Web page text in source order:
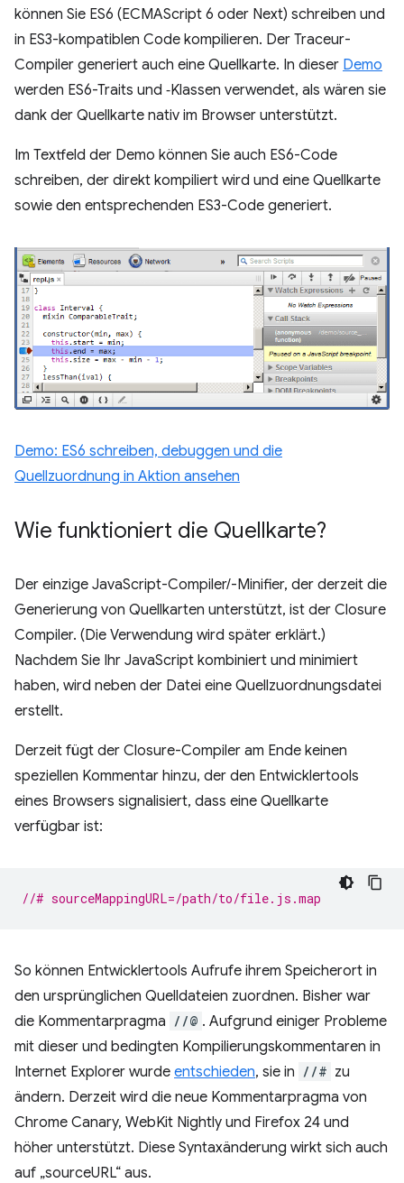
können Sie ES6 (ECMAScript 6 oder Next) schreiben und
in ES3-kompatiblen Code kompilieren. Der Traceur-
Compiler generiert auch eine Quellkarte. In dieser Demo
werden ES6-Traits und ‑Klassen verwendet, als wären sie
dank der Quellkarte nativ im Browser unterstützt.
Im Textfeld der Demo können Sie auch ES6-Code
schreiben, der direkt kompiliert wird und eine Quellkarte
sowie den entsprechenden ES3-Code generiert.
Demo: ES6 schreiben, debuggen und die
Quellzuordnung in Aktion ansehen
Wie funktioniert die Quellkarte?
Der einzige JavaScript-Compiler/-Minifier, der derzeit die
Generierung von Quellkarten unterstützt, ist der Closure
Compiler. (Die Verwendung wird später erklärt.)
Nachdem Sie Ihr JavaScript kombiniert und minimiert
haben, wird neben der Datei eine Quellzuordnungsdatei
erstellt.
Derzeit fügt der Closure-Compiler am Ende keinen
speziellen Kommentar hinzu, der den Entwicklertools
eines Browsers signalisiert, dass eine Quellkarte
verfügbar ist:
//# sourceMappingURL=/path/to/file.js.map
So können Entwicklertools Aufrufe ihrem Speicherort in
den ursprünglichen Quelldateien zuordnen. Bisher war
die Kommentarpragma //@ . Aufgrund einiger Probleme
mit dieser und bedingten Kompilierungskommentaren in
Internet Explorer wurde entschieden, sie in //# zu
ändern. Derzeit wird die neue Kommentarpragma von
Chrome Canary, WebKit Nightly und Firefox 24 und
höher unterstützt. Diese Syntaxänderung wirkt sich auch
auf „sourceURL“ aus.